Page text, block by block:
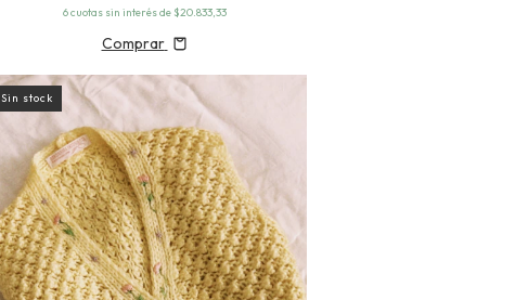
6cuotas sin interés de $20.833,33
Comprar
Sin stock